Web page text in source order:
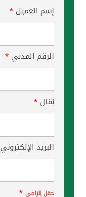
إسم العميل*
الرقم المدني*
نقال*
البريد الإلكتروني
حقل إلزامي *